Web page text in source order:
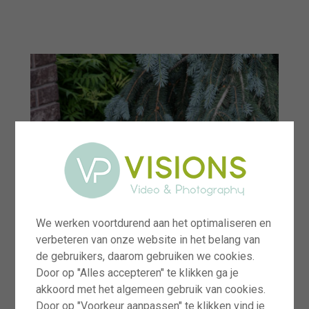
We werken voortdurend aan het optimaliseren en
verbeteren van onze website in het belang van
de gebruikers, daarom gebruiken we cookies.
Door op "Alles accepteren" te klikken ga je
akkoord met het algemeen gebruik van cookies.
Door op "Voorkeur aanpassen" te klikken vind je